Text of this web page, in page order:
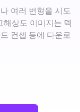
여러 변형을 시도
해상도 이미지는 덱
컨셉 등에 다운로